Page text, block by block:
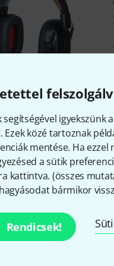
segítségével
Ezek közé tartoznak
mentése. Ha
a sütik
kattintva. (összes
bármikor
Rendicsek!